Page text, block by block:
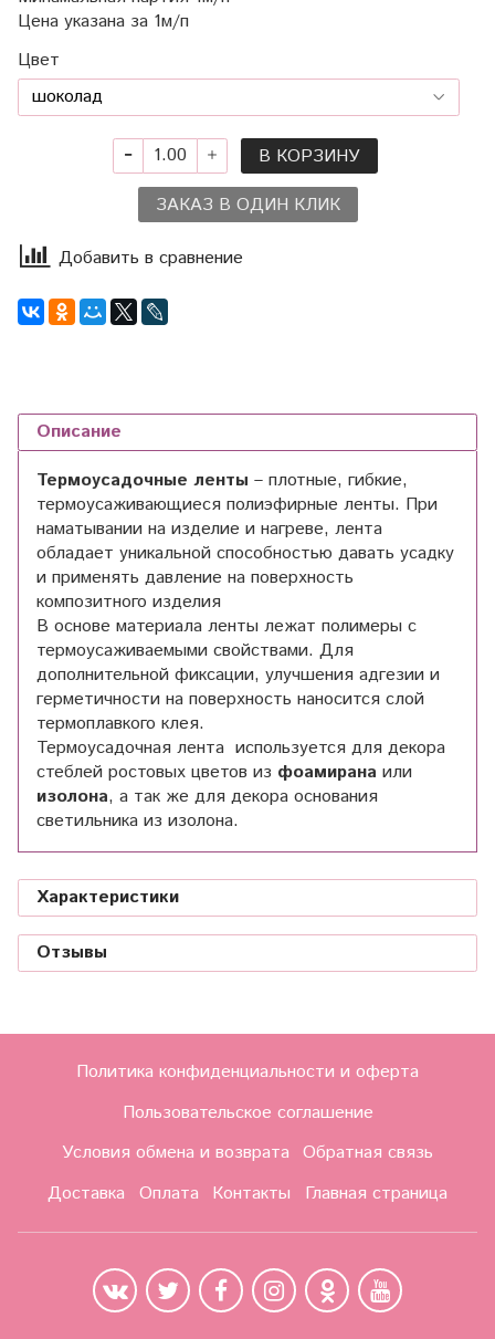
Цена указана за 1м/п
Цвет
В КОРЗИНУ
ЗАКАЗ В ОДИН КЛИК
Добавить в сравнение
Описание
Термоусадочные ленты – плотные, гибкие,
термоусаживающиеся полиэфирные ленты. При
наматывании на изделие и нагреве, лента
обладает уникальной способностью давать усадку
и применять давление на поверхность
композитного изделия
В основе материала ленты лежат полимеры с
термоусаживаемыми свойствами. Для
дополнительной фиксации, улучшения адгезии и
герметичности на поверхность наносится слой
термоплавкого клея.
Термоусадочная лента используется для декора
стеблей ростовых цветов из фоамирана или
изолона, а так же для декора основания
светильника из изолона.
Характеристики
Отзывы
Политика конфиденциальности и оферта
Пользовательское соглашение
Условия обмена и возврата Обратная связь
Доставка
Оплата Контакты Главная страница